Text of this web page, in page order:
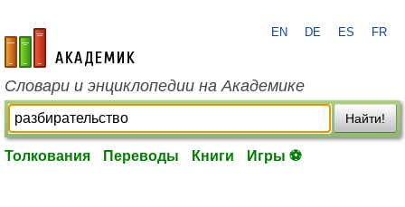
academic.ru
EN DE ES FR
Словари и энциклопедии на Академике
Найти!
Толкования Переводы Книги Игры ⚽